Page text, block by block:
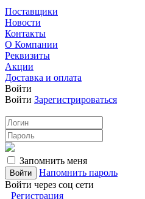
Поставщики
Новости
Контакты
О Компании
Реквизиты
Акции
Доставка и оплата
Войти
Войти Зарегистрироваться
Запомнить меня
Напомнить пароль
Войти через соц сети
Регистрация